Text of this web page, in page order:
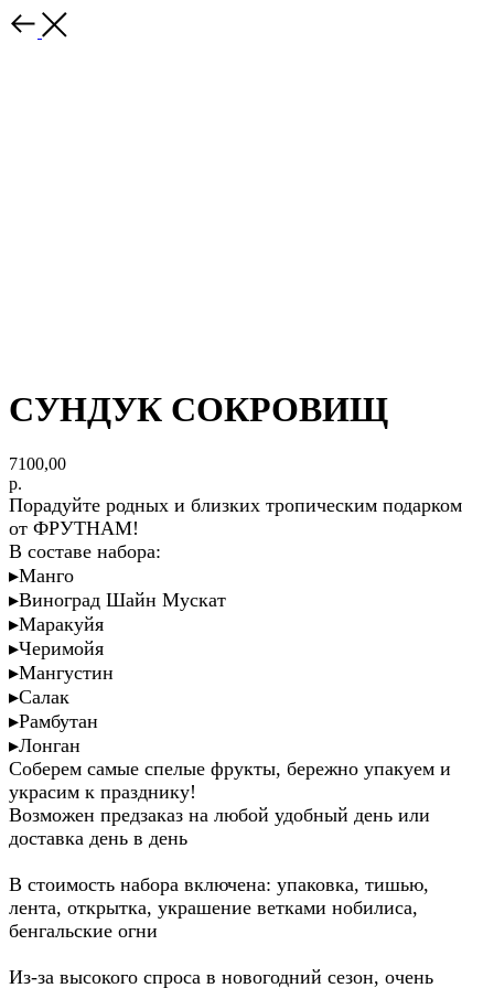
СУНДУК СОКРОВИЩ
7100,00
р.
Порадуйте родных и близких тропическим подарком
от ФРУТНАМ!
В составе набора:
▸Манго
▸Виноград Шайн Мускат
▸Маракуйя
▸Черимойя
▸Мангустин
▸Салак
▸Рамбутан
▸Лонган
Соберем самые спелые фрукты, бережно упакуем и
украсим к празднику!
Возможен предзаказ на любой удобный день или
доставка день в день
В стоимость набора включена: упаковка, тишью,
лента, открытка, украшение ветками нобилиса,
бенгальские огни
Из-за высокого спроса в новогодний сезон, очень